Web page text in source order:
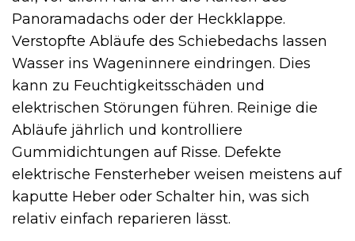
Panoramadachs oder der Heckklappe.
Verstopfte Abläufe des Schiebedachs lassen
Wasser ins Wageninnere eindringen. Dies
kann zu Feuchtigkeitsschäden und
elektrischen Störungen führen. Reinige die
Abläufe jährlich und kontrolliere
Gummidichtungen auf Risse. Defekte
elektrische Fensterheber weisen meistens auf
kaputte Heber oder Schalter hin, was sich
relativ einfach reparieren lässt.